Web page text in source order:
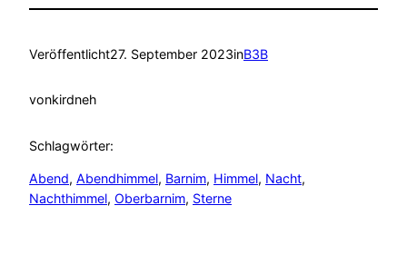
Veröffentlicht27. September 2023inB3B
vonkirdneh
Schlagwörter:
Abend, Abendhimmel, Barnim, Himmel, Nacht
Nachthimmel, Oberbarnim, Sterne